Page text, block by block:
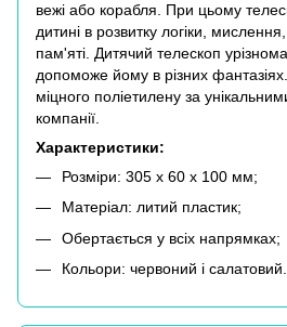
вежі або корабля. При цьому
дитині в розвитку логіки,
пам'яті. Дитячий телескоп
допоможе йому в різних
міцного поліетилену за
компанії.
Характеристики:
Розміри: 305 x 60 x 100 мм;
Матеріал: литий пластик;
Обертається у всіх напрямках;
Кольори: червоний і салатовий.